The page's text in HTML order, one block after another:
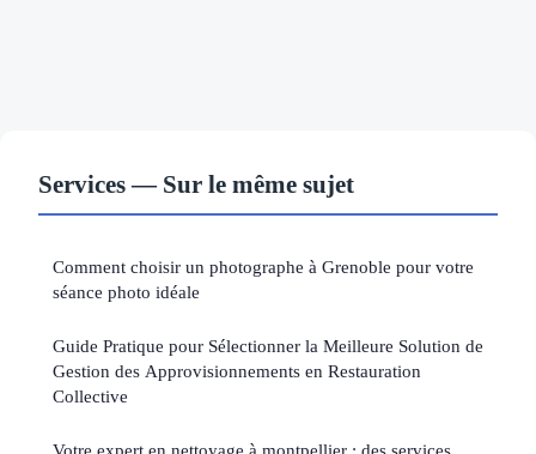
Services — Sur le même sujet
Comment choisir un photographe à Grenoble pour votre
séance photo idéale
Guide Pratique pour Sélectionner la Meilleure Solution de
Gestion des Approvisionnements en Restauration
Collective
Votre expert en nettoyage à montpellier : des services